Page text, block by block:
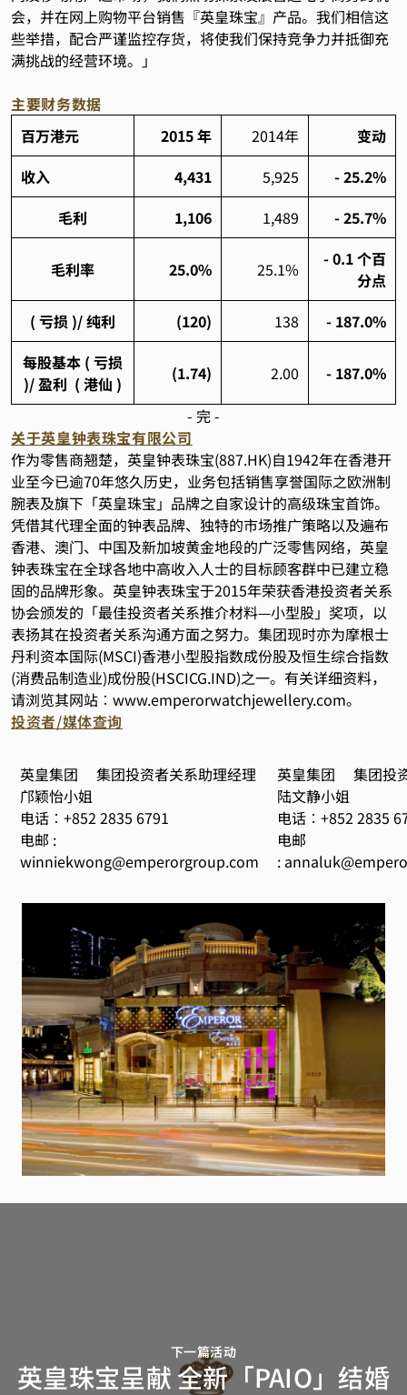
会，并在网上购物平台销售『英皇珠宝』产品。我们相信这
些举措，配合严谨监控存货，将使我们保持竞争力并抵御充
满挑战的经营环境。」
主要财务数据
百万港元
2015年 2014年
变动
收入
4,431 5,925
- 25.2%
毛利
1,106 1,489 - 25.7%
毛利率 25.0% 25.1% - 0.1个百
分点
( 亏损 )/纯利 (120) 138
- 187.0%
每股基本 ( 亏损
)/盈利 ( 港仙 ) (1.74) 2.00
- 187.0%
- 完 -
关于英皇钟表珠宝有限公司
作为零售商翘楚，英皇钟表珠宝(887.HK)自1942年在香港开
业至今已逾70年悠久历史，业务包括销售享誉国际之欧洲制
腕表及旗下「英皇珠宝」品牌之自家设计的高级珠宝首饰。
凭借其代理全面的钟表品牌、独特的市场推广策略以及遍布
香港、澳门、中国及新加坡黄金地段的广泛零售网络，英皇
钟表珠宝在全球各地中高收入人士的目标顾客群中已建立稳
固的品牌形象。英皇钟表珠宝于2015年荣获香港投资者关系
协会颁发的「最佳投资者关系推介材料—小型股」奖项，以
表扬其在投资者关系沟通方面之努力。集团现时亦为摩根士
丹利资本国际(MSCI)香港小型股指数成份股及恒生综合指数
(消费品制造业)成份股(HSCICG.IND)之一。有关详细资料，
请浏览其网站︰ www.emperorwatchjewellery.com。
投资者/媒体查询
英皇集团 集团投资者关系助理经理
邝颖怡小姐
电话︰+852 2835 6791
电邮 :
winniekwong@emperorgroup.com
英皇集团 集团投
陆文静小姐
电话︰+852 2835
电邮
:
下一篇活动
英皇珠宝呈献 全新「PAIO」结婚